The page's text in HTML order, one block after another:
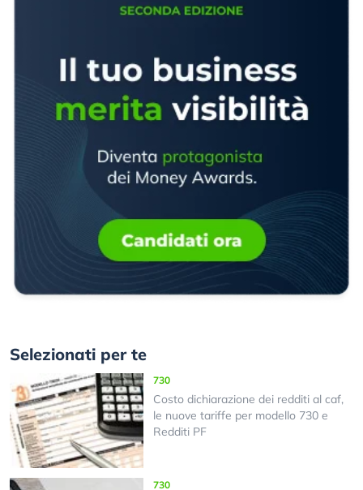
Selezionati per te
730
Costo dichiarazione dei redditi al caf,
le nuove tariffe per modello 730 e
Redditi PF
730